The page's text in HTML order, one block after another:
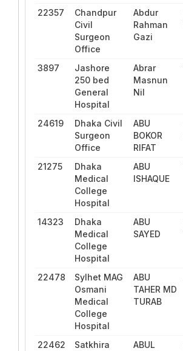
22357
Chandpur
Civil
Surgeon
Office
Abdur
Rahman
Gazi
3897
Jashore
250 bed
General
Hospital
Abrar
Masnun
Nil
24619
Dhaka Civil
Surgeon
Office
ABU
BOKOR
RIFAT
21275
Dhaka
Medical
College
Hospital
ABU
ISHAQUE
14323
Dhaka
Medical
College
Hospital
ABU
SAYED
22478
Sylhet MAG
Osmani
Medical
College
Hospital
ABU
TAHER MD
TURAB
22462
Satkhira
ABUL